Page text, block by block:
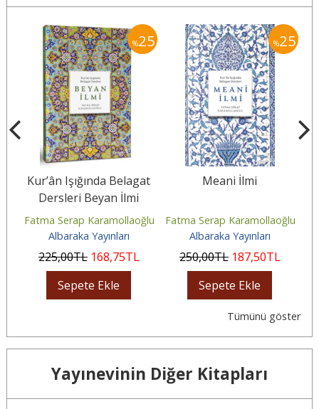
%25
Kur’ân Işığında Belagat
Dersleri Beyan İlmi
Fatma Serap Karamollaoğlu
Albaraka Yayınları
225,00TL 168,75TL
Sepete Ekle
%25
Meani İlmi
Fatma Serap Karamollaoğlu
Albaraka Yayınları
250,00TL 187,50TL
Sepete Ekle
Tümünü göster
Yayınevinin Diğer Kitapları